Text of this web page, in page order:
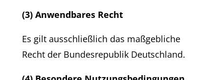
(3) Anwendbares Recht
Es gilt ausschließlich das maßgebliche
Recht der Bundesrepublik Deutschland.